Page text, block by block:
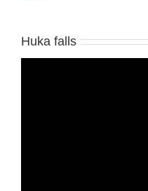
Huka falls